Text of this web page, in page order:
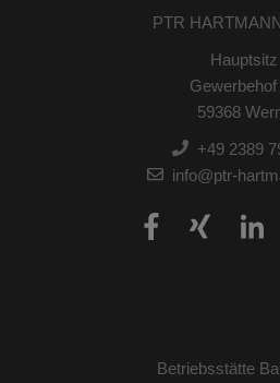
PTR
Hauptsitz
Gewerbehof
59368
+49 2389
info@ptr-
Betriebsstätte